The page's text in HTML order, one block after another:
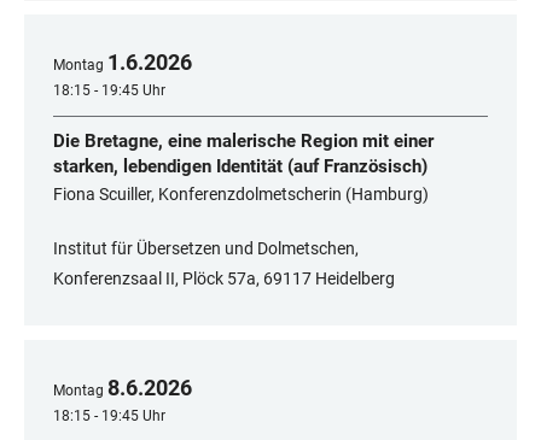
Montag 1.6.2026
18:15 - 19:45 Uhr
Die Bretagne, eine malerische Region mit einer
starken, lebendigen Identität (auf Französisch)
Fiona Scuiller, Konferenzdolmetscherin (Hamburg)
Institut für Übersetzen und Dolmetschen,
Konferenzsaal II, Plöck 57a, 69117 Heidelberg
Montag 8.6.2026
18:15 - 19:45 Uhr